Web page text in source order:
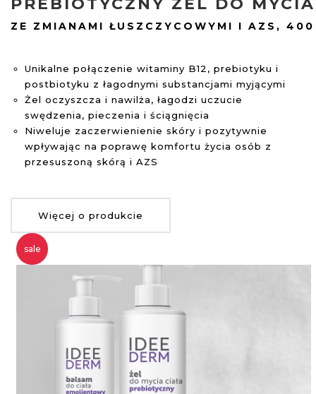
PREBIOTYCZNY ŻEL DO
ZE ZMIANAMI ŁUSZCZYCOWYMI I AZS,
Unikalne połączenie witaminy B12, prebiotyku i
postbiotyku z łagodnymi substancjami myjącymi
Żel oczyszcza i nawilża, łagodzi uczucie
swędzenia, pieczenia i ściągnięcia
Niweluje zaczerwienienie skóry i pozytywnie
wpływając na poprawę komfortu życia osób z
przesuszoną skórą i AZS
Więcej o produkcie
sale